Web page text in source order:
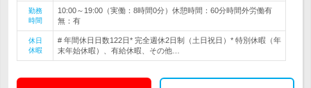
勤務
時間
10:00～19:00（実働：8時間0分）休憩時間：60分時間外労働有
無：有
休日
休暇
# 年間休日日数122日* 完全週休2日制（土日祝日）* 特別休暇（年
末年始休暇）、有給休暇、その他…